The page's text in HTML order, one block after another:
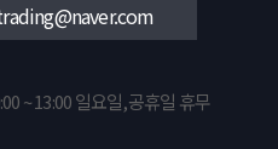
~ 13:00 일요일,공휴일 휴무